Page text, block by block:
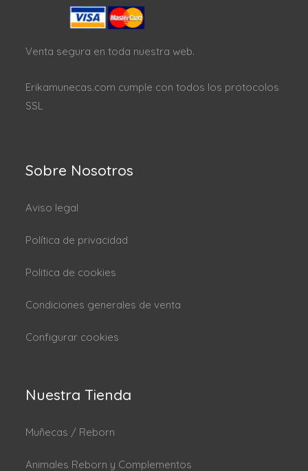
Venta segura en toda nuestra web.
Erikamunecas.com cumple con todos los protocolos
SSL
Sobre Nosotros
Aviso legal
Política de privacidad
Politica de cookies
Condiciones generales de venta
Configurar cookies
Nuestra Tienda
Muñecas / Reborn
Animales Reborn y Complementos